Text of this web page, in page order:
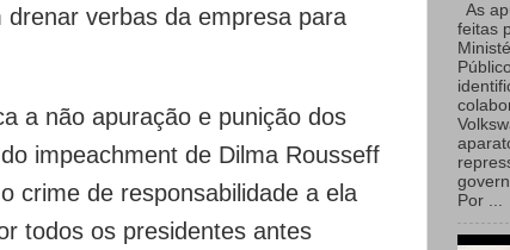
verbas da empresa para
a não apuração e punição dos
impeachment de Dilma Rousseff
crime de responsabilidade a ela
todos os presidentes antes
As
feitas
Por ...